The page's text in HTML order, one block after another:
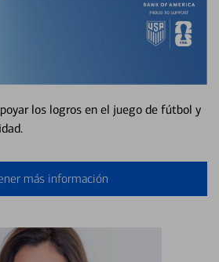
los logros en el juego de fútbol y
más información